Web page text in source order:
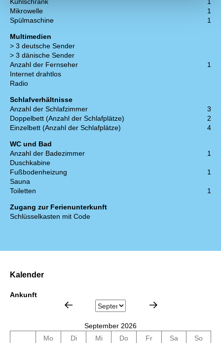
Kühlschrank
1
Mikrowelle
1
Spülmaschine
1
Multimedien
> 3 deutsche Sender
> 3 dänische Sender
Anzahl der Fernseher
1
Internet drahtlos
Radio
Schlafverhältnisse
Anzahl der Schlafzimmer
3
Doppelbett (Anzahl der Schlafplätze)
2
Einzelbett (Anzahl der Schlafplätze)
4
WC und Bad
Anzahl der Badezimmer
1
Duschkabine
Fußbodenheizung
1
Sauna
Toiletten
1
Zugang zur Ferienunterkunft
Schlüsselkasten mit Code
Kalender
Ankunft
September 2026
Mo
Di Mi Do Fr Sa
So